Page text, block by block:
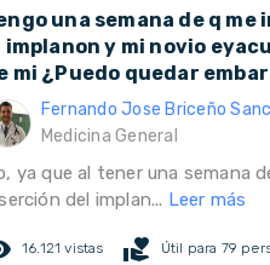
una semana de q
implanon y mi novio
mi ¿Puedo quedar
Fernando Jose Briceño
Medicina General
ya que al tener una semana
del implan... Leer más
16.121 vistas volunteer_activism Útil para 79